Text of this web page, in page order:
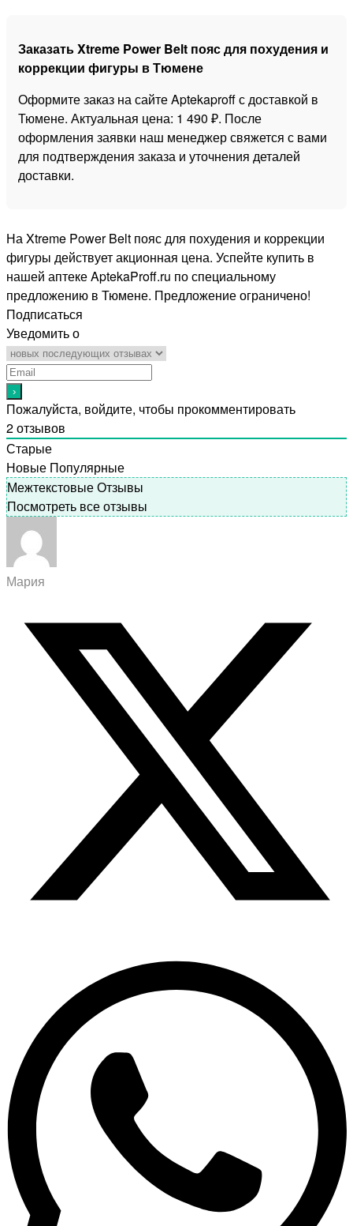
Заказать Xtreme Power Belt пояс для похудения и
коррекции фигуры в Тюмене
Оформите заказ на сайте Aptekaproff с доставкой в
Тюмене. Актуальная цена: 1 490 ₽. После
оформления заявки наш менеджер свяжется с вами
для подтверждения заказа и уточнения деталей
доставки.
На Xtreme Power Belt пояс для похудения и коррекции
фигуры действует акционная цена. Успейте купить в
нашей аптеке AptekaProff.ru по специальному
предложению в Тюмене. Предложение ограничено!
Подписаться
Уведомить о
Пожалуйста, войдите, чтобы прокомментировать
2отзывов
Старые
Новые Популярные
Межтекстовые Отзывы
Посмотреть все отзывы
Мария